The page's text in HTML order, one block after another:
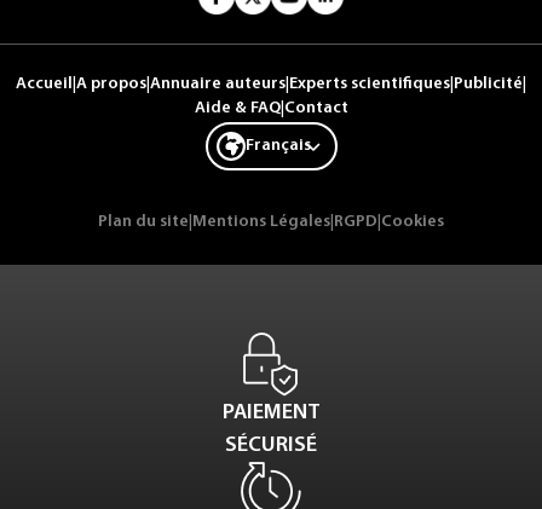
Accueil A propos Annuaire auteurs Experts scientifiques Publicité
Aide & FAQ| Contact
Français
Plan du site Mentions Légales RGPD Cookies
PAIEMENT
SÉCURISÉ